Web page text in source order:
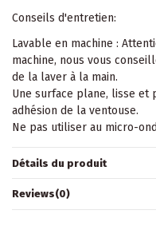
Conseils d'entretien:
Lavable en machine :
machine, nous vous
de la laver à la main.
Une surface plane, lisse
adhésion de la ventouse.
Ne pas utiliser au micro-
Détails du produit
Reviews(0)